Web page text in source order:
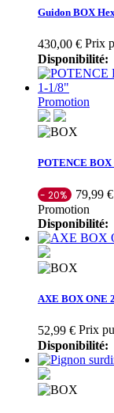
Guidon BOX
430,00 € Prix
Disponibilité:
Promotion
POTENCE
- 20% 79,99 €
Promotion
Disponibilité:
AXE BOX ONE
52,99 € Prix
Disponibilité: